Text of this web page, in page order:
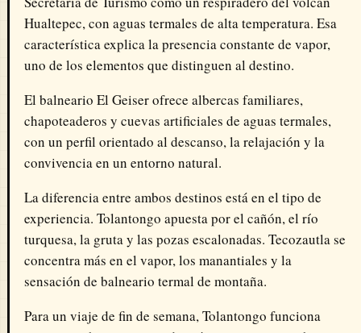
Hualtepec, con aguas termales de alta temperatura. Esa
característica explica la presencia constante de vapor,
uno de los elementos que distinguen al destino.
El balneario El Geiser ofrece albercas familiares,
chapoteaderos y cuevas artificiales de aguas termales,
con un perfil orientado al descanso, la relajación y la
convivencia en un entorno natural.
La diferencia entre ambos destinos está en el tipo de
experiencia. Tolantongo apuesta por el cañón, el río
turquesa, la gruta y las pozas escalonadas. Tecozautla se
concentra más en el vapor, los manantiales y la
sensación de balneario termal de montaña.
Para un viaje de fin de semana, Tolantongo funciona